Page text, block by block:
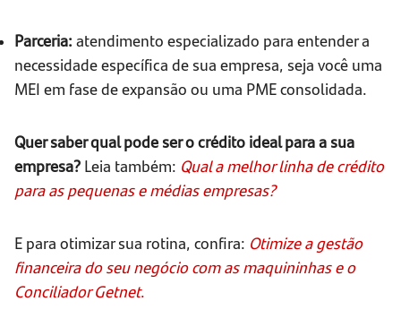
Parceria: atendimento especializado para entender a
necessidade específica de sua empresa, seja você uma
MEI em fase de expansão ou uma PME consolidada.
Quer saber qual pode ser o crédito ideal para a sua
empresa? Leia também: Qual a melhor linha de crédito
para as pequenas e médias empresas?
E para otimizar sua rotina, confira: Otimize a gestão
financeira do seu negócio com as maquininhas e o
Conciliador Getnet.